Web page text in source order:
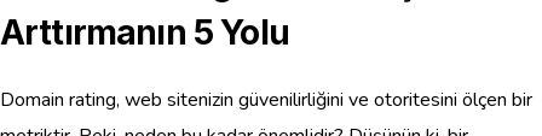
Arttırmanın 5 Yolu
Domain rating, web sitenizin güvenilirliğini ve otoritesini ölçen bir